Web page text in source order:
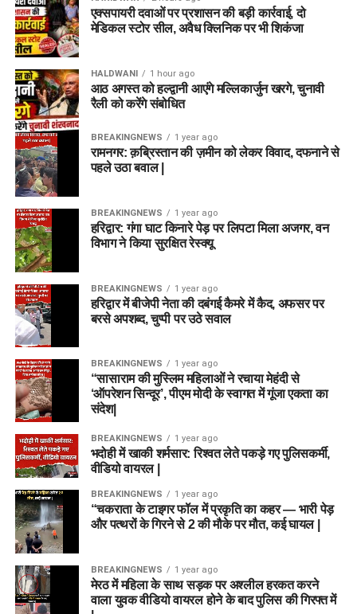
फिटर (ग्रेड-II)
20 से 32 वर्ष
लिफ्ट ऑपरेटर
आयु सीमा में छूट (Age Relaxation):
सरकारी नियमानुसार आरक्षित श्रेणियों (OBC, SC, ST, PwD, और
भूतपूर्व सैनिक) के आवेदकों को अधिकतम आयु सीमा में विशेष छूट प्रदान की
जाएगी। दिल्ली के ओबीसी (नॉन-क्रीमी लेयर) उम्मीदवारों को ही केवल
दिल्ली राज्य के आरक्षण का लाभ मिलेगा, जबकि अन्य राज्यों के आरक्षित वर्ग
चयन प्रक्रिया (Selection
Process)
DSSSB पारदर्शी और योग्यता-आधारित चयन प्रणाली का पालन करता
है। अलग-अलग पदों के लिए चयन के चरण थोड़े भिन्न हो सकते हैं, लेकिन
सामान्य तौर पर प्रक्रिया निम्नलिखित चरणों में पूरी होगी:
लिखित परीक्षा (One Tier / Two Tier Written Exam):
सभी पदों के लिए वस्तुनिष्ठ (Objective Type) बहुविकल्पीय
प्रश्नों पर आधारित परीक्षा आयोजित की जाएगी। कुछ तकनीकी
या उच्च स्तर के पदों के लिए दो चरणों (Tier-I और Tier-II) में
परीक्षा ली जा सकती है।
कौशल परीक्षा / एप्टीट्यूड टेस्ट (Skill Test):डेटा एंट्री
ऑपरेटर, आईटी असिस्टेंट, लिफ्ट ऑपरेटर या फिटर जैसे पदों के
लिए आवश्यक व्यावहारिक कौशल की जांच हेतु स्किल टेस्ट लिया
दस्तावेज सत्यापन (Document Verification – DV):
लिखित परीक्षा और स्किल टेस्ट की मेरिट के आधार पर शॉर्टलिस्ट
एक्सपायरी दवाओं पर प्रशासन की बड़ी कार्रवाई, दो
मेडिकल स्टोर सील, अवैध क्लिनिक पर भी शिकंजा
HALDWANI 1 hour ago
आठ अगस्त को हल्द्वानी आएंगे मल्लिकार्जुन खरगे, चुनावी
रैली को करेंगे संबोधित
BREAKINGNEWS 1 year ago
रामनगर: क़ब्रिस्तान की ज़मीन को लेकर विवाद, दफनाने से
पहले उठा बवाल |
BREAKINGNEWS 1 year ago
हरिद्वार: गंगा घाट किनारे पेड़ पर लिपटा मिला अजगर, वन
विभाग ने किया सुरक्षित रेस्क्यू
BREAKINGNEWS 1 year ago
हरिद्वार में बीजेपी नेता की दबंगई कैमरे में कैद, अफसर पर
बरसे अपशब्द, चुप्पी पर उठे सवाल
BREAKINGNEWS 1 year ago
“सासाराम की मुस्लिम महिलाओं ने रचाया मेहंदी से
‘ऑपरेशन सिन्दूर’, पीएम मोदी के स्वागत में गूंजा एकता का
संदेश|
BREAKINGNEWS 1 year ago
भदोही में खाकी शर्मसार: रिश्वत लेते पकड़े गए पुलिसकर्मी,
वीडियो वायरल |
BREAKINGNEWS 1 year ago
“चकराता के टाइगर फॉल में प्रकृति का कहर — भारी पेड़
और पत्थरों के गिरने से 2 की मौके पर मौत, कई घायल |
BREAKINGNEWS 1 year ago
मेरठ में महिला के साथ सड़क पर अश्लील हरकत करने
वाला युवक वीडियो वायरल होने के बाद पुलिस की गिरफ्त में